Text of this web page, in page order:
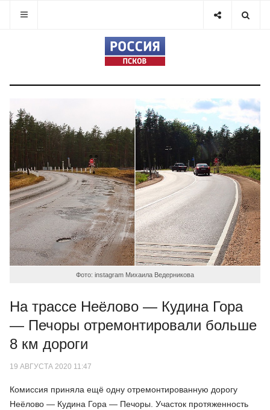
Фото: instagram Михаила Ведерникова
На трассе Неёлово — Кудина Гора
— Печоры отремонтировали больше
8 км дороги
19 АВГУСТА 2020 11:47
Комиссия приняла ещё одну отремонтированную дорогу
Неёлово — Кудина Гора — Печоры. Участок протяженность